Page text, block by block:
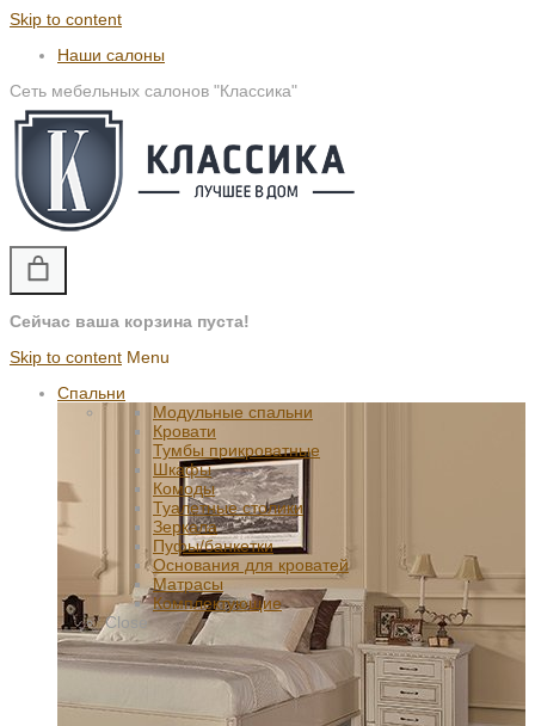
Skip to content
Наши салоны
Сеть мебельных салонов "Классика"
Сейчас ваша корзина пуста!
Skip to content Menu
Спальни
Модульные спальни
Кровати
Тумбы прикроватные
Шкафы
Комоды
Туалетные столики
Зеркала
Пуфы/банкетки
Основания для кроватей
Матрасы
Комплектующие
Close